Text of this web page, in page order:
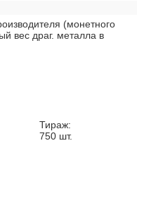
(монетного
вес драг. металла в
Тираж:
750 шт.